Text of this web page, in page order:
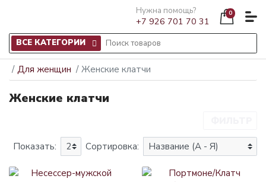
Нужна помощь?
+7 926 701 70 31
0
ВСЕ КАТЕГОРИИ
Для женщин Женские клатчи
Женские клатчи
Показать: Сортировка: